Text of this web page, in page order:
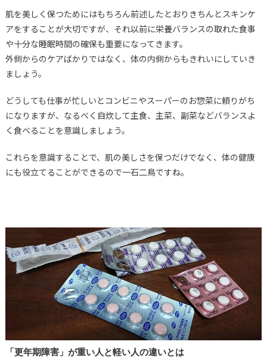
肌を美しく保つためにはもちろん前述したとおりきちんとスキンケ
アをすることが大切ですが、それ以前に栄養バランスの取れた食事
や十分な睡眠時間の確保も重要になってきます。
外側からのケアばかりではなく、体の内側からもきれいにしていき
ましょう。
どうしても仕事が忙しいとコンビニやスーパーのお惣菜に頼りがち
になりますが、なるべく自炊して主食、主菜、副菜などバランスよ
く食べることを意識しましょう。
これらを意識することで、肌の美しさを保つだけでなく、体の健康
にも役立てることができるので一石二鳥ですね。
「更年期障害」が重い人と軽い人の違いとは